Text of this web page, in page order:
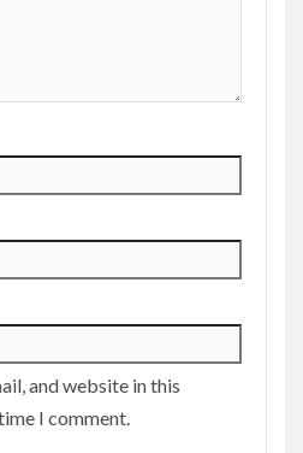
and website in this
I comment.